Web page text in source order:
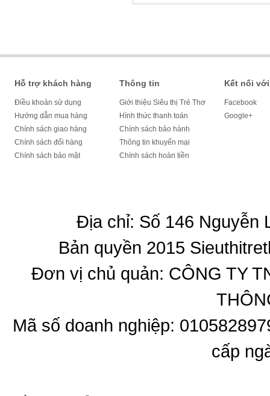
Hỗ trợ khách hàng
Điều khoản sử dụng
Hướng dẫn mua hàng
Chính sách giao hàng
Chính sách đổi hàng
Chính sách bảo mật
Thông tin
Giới thiệu Siêu thị Trẻ Thơ
Hình thức thanh toán
Chính sách bảo hành
Thông tin khuyến mại
Chính sách hoàn tiền
Kết nối
Facebook
Google+
Địa chỉ: Số 146 Nguyễn
Bản quyền 2015
Đơn vị chủ quản: CÔNG TY
Mã số doanh nghiệp:
cấp